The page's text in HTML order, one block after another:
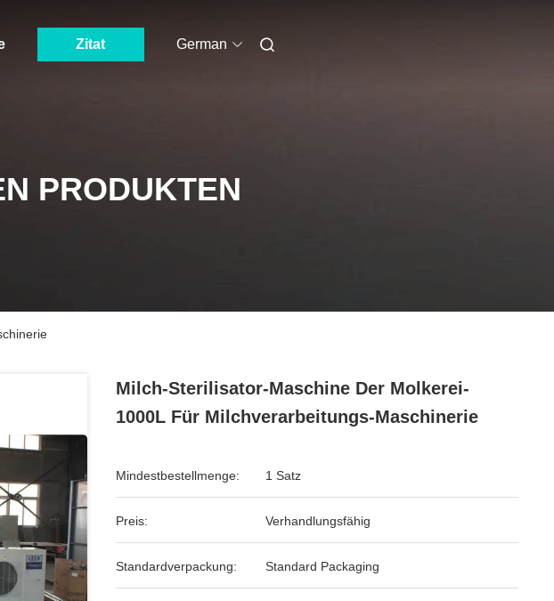
Zitat German
PRODUKTEN
Milch-Sterilisator-Maschine Der Molkerei-
1000L Für Milchverarbeitungs-Maschinerie
Mindestbestellmenge: 1 Satz
Preis: Verhandlungsfähig
Standardverpackung: Standard Packaging